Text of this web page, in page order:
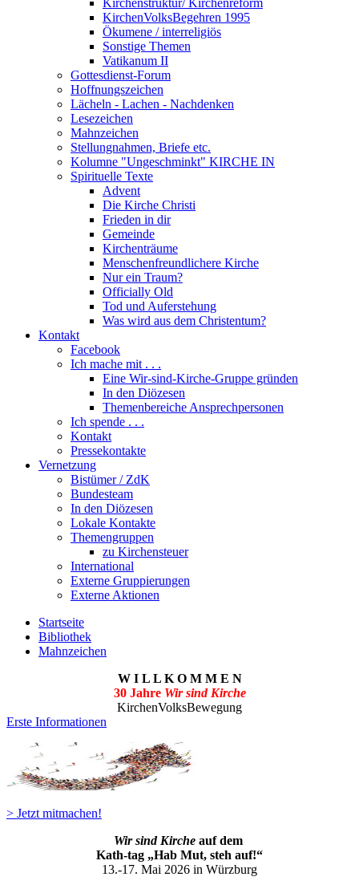
Kirchenstruktur/ Kirchenreform
KirchenVolksBegehren 1995
Ökumene / interreligiös
Sonstige Themen
Vatikanum II
Gottesdienst-Forum
Hoffnungszeichen
Lächeln - Lachen - Nachdenken
Lesezeichen
Mahnzeichen
Stellungnahmen, Briefe etc.
Kolumne "Ungeschminkt" KIRCHE IN
Spirituelle Texte
Advent
Die Kirche Christi
Frieden in dir
Gemeinde
Kirchenträume
Menschenfreundlichere Kirche
Nur ein Traum?
Officially Old
Tod und Auferstehung
Was wird aus dem Christentum?
Kontakt
Facebook
Ich mache mit . . .
Eine Wir-sind-Kirche-Gruppe gründen
In den Diözesen
Themenbereiche Ansprechpersonen
Ich spende . . .
Kontakt
Pressekontakte
Vernetzung
Bistümer / ZdK
Bundesteam
In den Diözesen
Lokale Kontakte
Themengruppen
zu Kirchensteuer
International
Externe Gruppierungen
Externe Aktionen
Startseite
Bibliothek
Mahnzeichen
W I L L K O M M E N
30 Jahre Wir sind Kirche
KirchenVolksBewegung
Erste Informationen
> Jetzt mitmachen!
Wir sind Kirche auf dem
Kath-tag „Hab Mut, steh auf!“
13.-17. Mai 2026 in Würzburg